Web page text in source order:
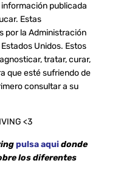
información publicada
Estas
por la Administración
Unidos. Estos
tratar, curar,
que esté sufriendo de
consultar a su
<3
pulsa aquidonde
los diferentes